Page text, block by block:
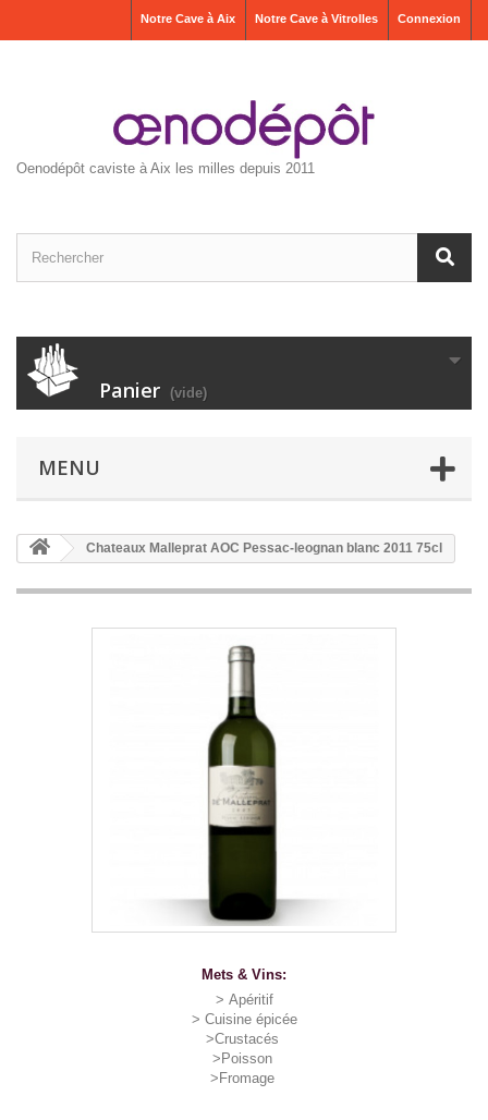
Connexion
Notre Cave à Vitrolles
Notre Cave à Aix
Oenodépôt caviste à Aix les milles depuis 2011
Panier (vide)
MENU
Chateaux Malleprat AOC Pessac-leognan blanc 2011 75cl
Mets & Vins:
> Apéritif
> Cuisine épicée
>Crustacés
>Poisson
>Fromage